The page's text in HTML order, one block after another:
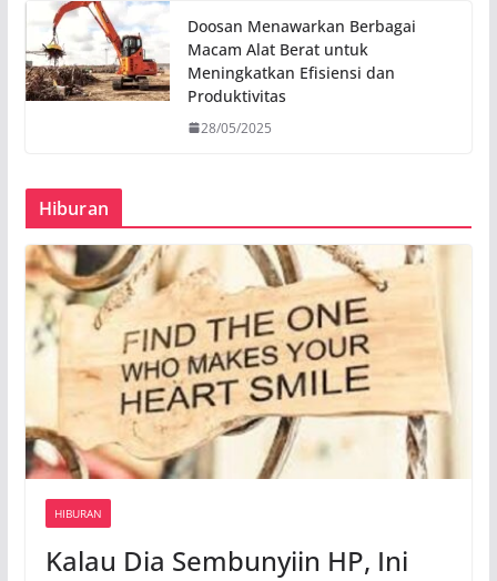
Doosan Menawarkan Berbagai
Macam Alat Berat untuk
Meningkatkan Efisiensi dan
Produktivitas
28/05/2025
Hiburan
HIBURAN
Kalau Dia Sembunyiin HP, Ini